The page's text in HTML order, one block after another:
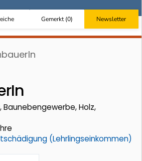
Gemerkt(0) Newsletter
Baunebengewerbe, Holz,
(Lehrlingseinkommen)